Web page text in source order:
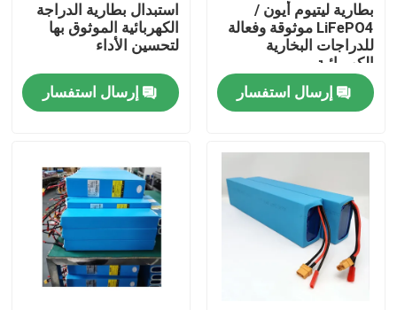
منتجات
أشرطة فيديو
بطارية ليتيوم أيون /
LiFePO4 موثوقة وفعالة
للدراجات البخارية
الكهربائية
إرسال استفسار
استبدال بطارية الدراجة
الكهربائية الموثوق بها
لتحسين الأداء
إرسال استفسار